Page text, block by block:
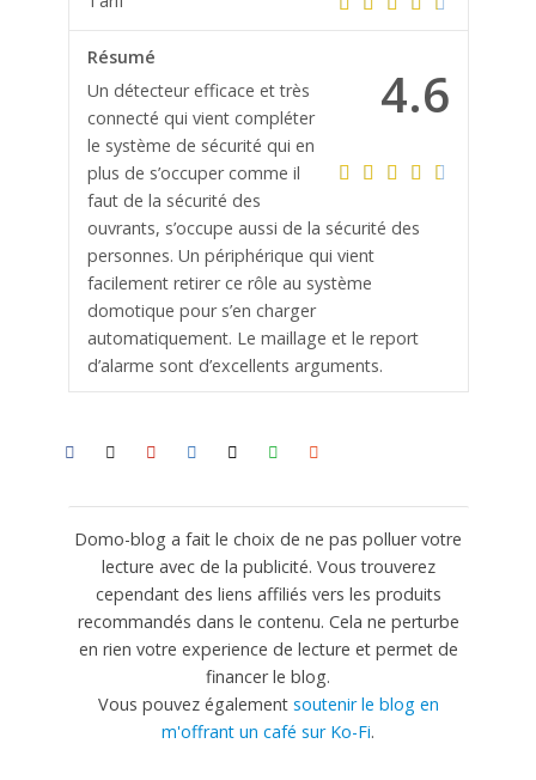
4.6
Résumé
Un détecteur efficace et très
connecté qui vient compléter
le système de sécurité qui en
plus de s’occuper comme il
faut de la sécurité des
ouvrants, s’occupe aussi de la sécurité des
personnes. Un périphérique qui vient
facilement retirer ce rôle au système
domotique pour s’en charger
automatiquement. Le maillage et le report
d’alarme sont d’excellents arguments.
Domo-blog a fait le choix de ne pas polluer votre
lecture avec de la publicité. Vous trouverez
cependant des liens affiliés vers les produits
recommandés dans le contenu. Cela ne perturbe
en rien votre experience de lecture et permet de
financer le blog.
Vous pouvez également soutenir le blog en
m'offrant un café sur Ko-Fi.